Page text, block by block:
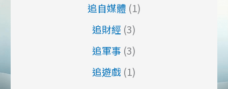
追自媒體 (1)
追財經 (3)
追軍事 (3)
追遊戲 (1)